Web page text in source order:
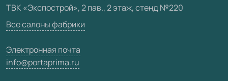
Карта сайта
ТВК «Экспострой», 2 пав., 2 этаж, стенд №220
Все салоны фабрики
Электронная почта
info@portaprima.ru